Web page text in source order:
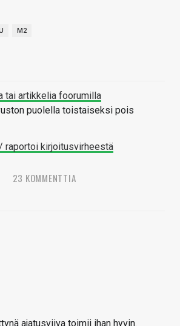
M2
tai artikkelia foorumilla
puolella toistaiseksi pois
raportoi kirjoitusvirheestä
23 KOMMENTTIA
ajatusviiva toimii ihan hyvin.